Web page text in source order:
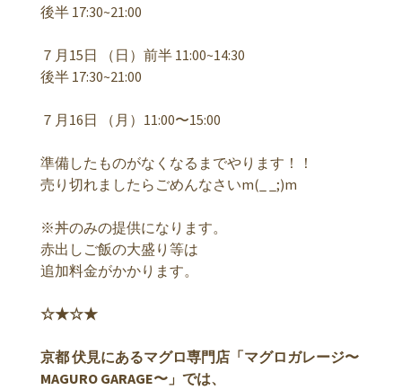
後半 17:30~21:00
７月15日 （日）前半 11:00~14:30
後半 17:30~21:00
７月16日 （月）11:00〜15:00
準備したものがなくなるまでやります！！
売り切れましたらごめんなさいm(_ _;)m
※丼のみの提供になります。
赤出しご飯の大盛り等は
追加料金がかかります。
☆★☆★
京都 伏見にあるマグロ専門店「マグロガレージ〜
MAGURO GARAGE〜」では、